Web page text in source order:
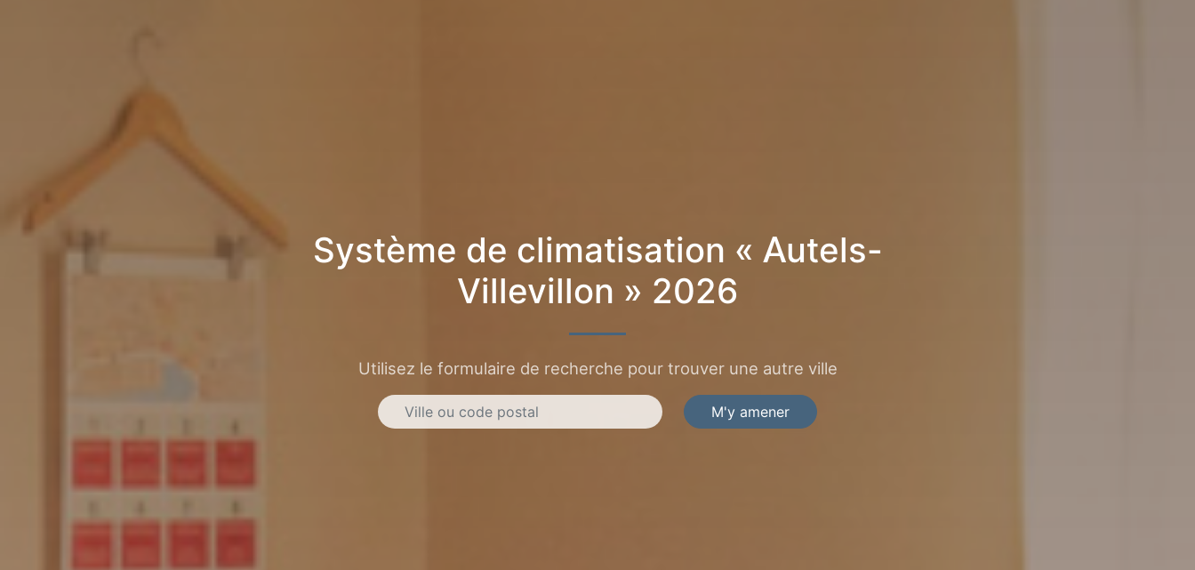
Système de climatisation « Autels-
Villevillon » 2026
Utilisez le formulaire de recherche pour trouver une autre ville
M'y amener